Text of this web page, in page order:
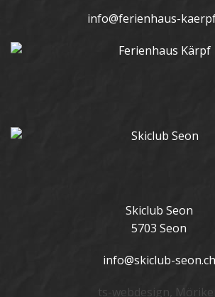
info@ferienhaus-
Skiclub Seon
5703 Seon
info@skiclub-seon.ch
ts-webdesign,